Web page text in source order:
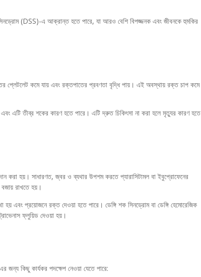
(DSS)-এ আক্রান্ত হতে পারে, যা আরও বেশি বিপজ্জনক এবং জীবনকে হুমকির
প্লেটলেট কমে যায় এবং রক্তপাতের প্রবণতা বৃদ্ধি পায়। এই অবস্থায় রক্ত চাপ কমে
এটি তীব্র শকের কারণ হতে পারে। এটি দ্রুত চিকিৎসা না করা হলে মৃত্যুর কারণ হতে
করা হয়। সাধারণত, জ্বর ও ব্যথার উপশম করতে প্যারাসিটামল বা ইবুপ্রোফেনের
রাখতে হয়।
হয় এবং প্রয়োজনে রক্ত দেওয়া হতে পারে। ডেঙ্গি শক সিনড্রোম বা ডেঙ্গি হেমোরেজিক
ফ্লুয়িড দেওয়া হয়।
জন্য কিছু কার্যকর পদক্ষেপ নেওয়া যেতে পারে: